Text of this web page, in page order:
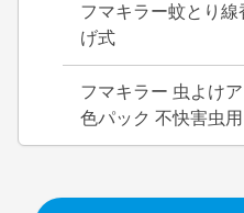
フマキラー蚊とり
げ式
フマキラー 虫よけ
色パック 不快害虫用